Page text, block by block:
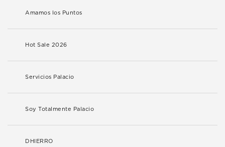
Amamos los Puntos
Hot Sale 2026
Servicios Palacio
Soy Totalmente Palacio
DHIERRO